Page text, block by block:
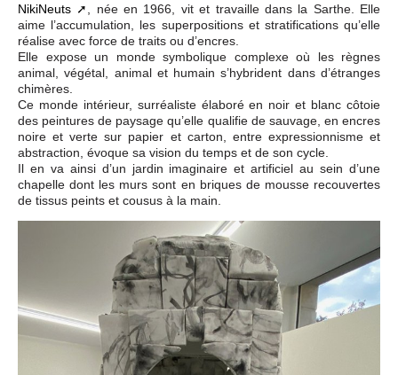
NikiNeuts
, née en 1966, vit et travaille dans la Sarthe. Elle
aime l’accumulation, les superpositions et stratifications qu’elle
réalise avec force de traits ou d’encres.
Elle expose un monde symbolique complexe où les règnes
animal, végétal, animal et humain s’hybrident dans d’étranges
chimères.
Ce monde intérieur, surréaliste élaboré en noir et blanc côtoie
des peintures de paysage qu’elle qualifie de sauvage, en encres
noire et verte sur papier et carton, entre expressionnisme et
abstraction, évoque sa vision du temps et de son cycle.
Il en va ainsi d’un jardin imaginaire et artificiel au sein d’une
chapelle dont les murs sont en briques de mousse recouvertes
de tissus peints et cousus à la main.